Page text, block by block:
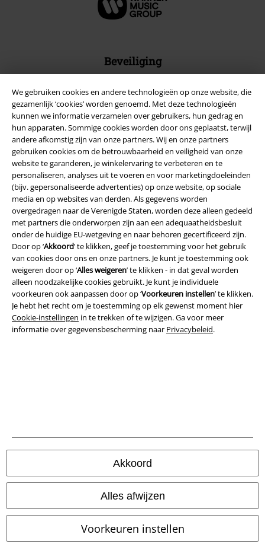
We gebruiken cookies en andere technologieën op onze website, die
gezamenlijk ‘cookies’ worden genoemd. Met deze technologieën
kunnen we informatie verzamelen over gebruikers, hun gedrag en
hun apparaten. Sommige cookies worden door ons geplaatst, terwijl
andere afkomstig zijn van onze partners. Wij en onze partners
gebruiken cookies om de betrouwbaarheid en veiligheid van onze
website te garanderen, je winkelervaring te verbeteren en te
personaliseren, analyses uit te voeren en voor marketingdoeleinden
(bijv. gepersonaliseerde advertenties) op onze website, op sociale
media en op websites van derden. Als gegevens worden
overgedragen naar de Verenigde Staten, worden deze alleen gedeeld
met partners die onderworpen zijn aan een adequaatheidsbesluit
onder de huidige EU-wetgeving en naar behoren gecertificeerd zijn.
Door op ‘Akkoord’ te klikken, geef je toestemming voor het gebruik
van cookies door ons en onze partners. Je kunt je toestemming ook
weigeren door op ‘Alles weigeren’ te klikken - in dat geval worden
alleen noodzakelijke cookies gebruikt. Je kunt je individuele
voorkeuren ook aanpassen door op ‘Voorkeuren instellen’ te klikken.
Je hebt het recht om je toestemming op elk gewenst moment hier
Cookie-instellingen in te trekken of te wijzigen. Ga voor meer
informatie over gegevensbescherming naar Privacybeleid.
Akkoord
Alles afwijzen
Voorkeuren instellen
Beveiliging
Legal
Algemene Voorwaarden
Bedrijfsgegevens
Privacyverklaring
Verklaring van conformiteit